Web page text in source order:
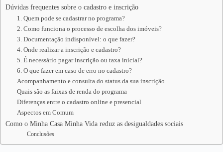
Dúvidas frequentes sobre o cadastro e inscrição
1. Quem pode se cadastrar no programa?
2. Como funciona o processo de escolha dos imóveis?
3. Documentação indisponível: o que fazer?
4. Onde realizar a inscrição e cadastro?
5. É necessário pagar inscrição ou taxa inicial?
6. O que fazer em caso de erro no cadastro?
Acompanhamento e consulta do status da sua inscrição
Quais são as faixas de renda do programa
Diferenças entre o cadastro online e presencial
Aspectos em Comum
Como o Minha Casa Minha Vida reduz as desigualdades sociais
Conclusões